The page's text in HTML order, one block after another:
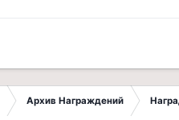
Архив Награждений